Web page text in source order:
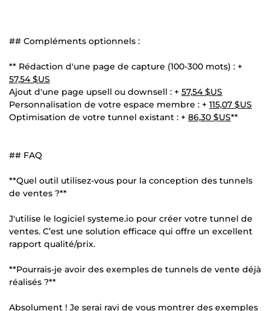
## Compléments optionnels :
** Rédaction d'une page de capture (100-300 mots) : +
57,54 $US
Ajout d'une page upsell ou downsell : + 57,54 $US
Personnalisation de votre espace membre : + 115,07 $US
Optimisation de votre tunnel existant : + 86,30 $US**
## FAQ
**Quel outil utilisez-vous pour la conception des tunnels
de ventes ?**
J'utilise le logiciel systeme.io pour créer votre tunnel de
ventes. C’est une solution efficace qui offre un excellent
rapport qualité/prix.
**Pourrais-je avoir des exemples de tunnels de vente déjà
réalisés ?**
Absolument ! Je serai ravi de vous montrer des exemples